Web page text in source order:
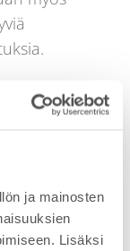
ja mainosten
Lisäksi